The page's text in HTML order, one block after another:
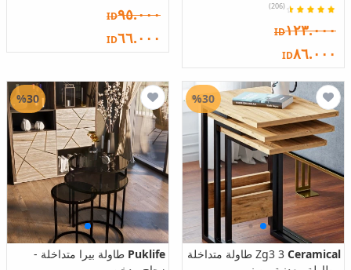
(206)
ID١٢٣.٠٠٠
ID٨٦.٠٠٠
ID٩٥.٠٠٠
ID٦٦.٠٠٠
Ceramical
Zg3 3 طاولة متداخلة
%30
Puklife طاولة بيرا متداخلة -
%30